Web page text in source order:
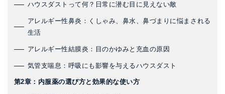
ハウスダストって何？日常に潜む目に見えない敵
アレルギー性鼻炎：くしゃみ、鼻水、鼻づまりに悩まされる
生活
アレルギー性結膜炎：目のかゆみと充血の原因
気管支喘息：呼吸にも影響を与えるハウスダスト
第2章：内服薬の選び方と効果的な使い方